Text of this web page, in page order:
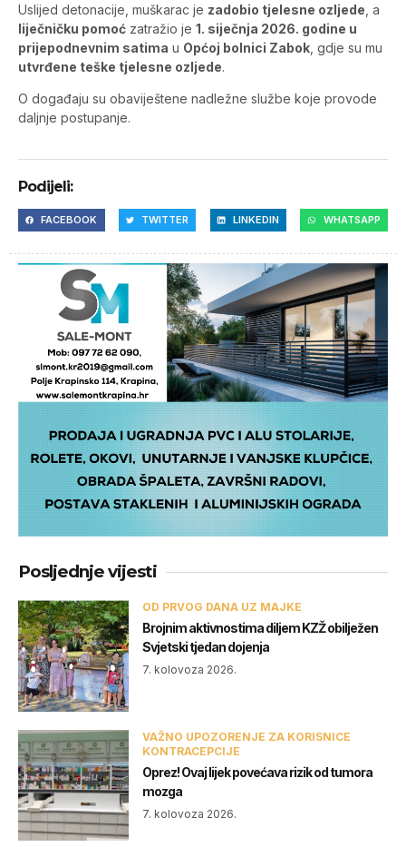
Uslijed detonacije, muškarac je zadobio tjelesne ozljede , a
liječničku pomoć zatražio je 1. siječnja 2026. godine u
prijepodnevnim satima u Općoj bolnici Zabok , gdje su mu
utvrđene teške tjelesne ozljede.
O događaju su obaviještene nadležne službe koje provode
daljnje postupanje.
Podijeli:
FACEBOOK TWITTER LINKEDIN WHATSAPP
Posljednje vijesti
OD PRVOG DANA UZ MAJKE
Brojnim aktivnostima diljem KZŽ obilježen
Svjetski tjedan dojenja
7. kolovoza 2026.
VAŽNO UPOZORENJE ZA KORISNICE
KONTRACEPCIJE
Oprez! Ovaj lijek povećava rizik od tumora
mozga
7. kolovoza 2026.